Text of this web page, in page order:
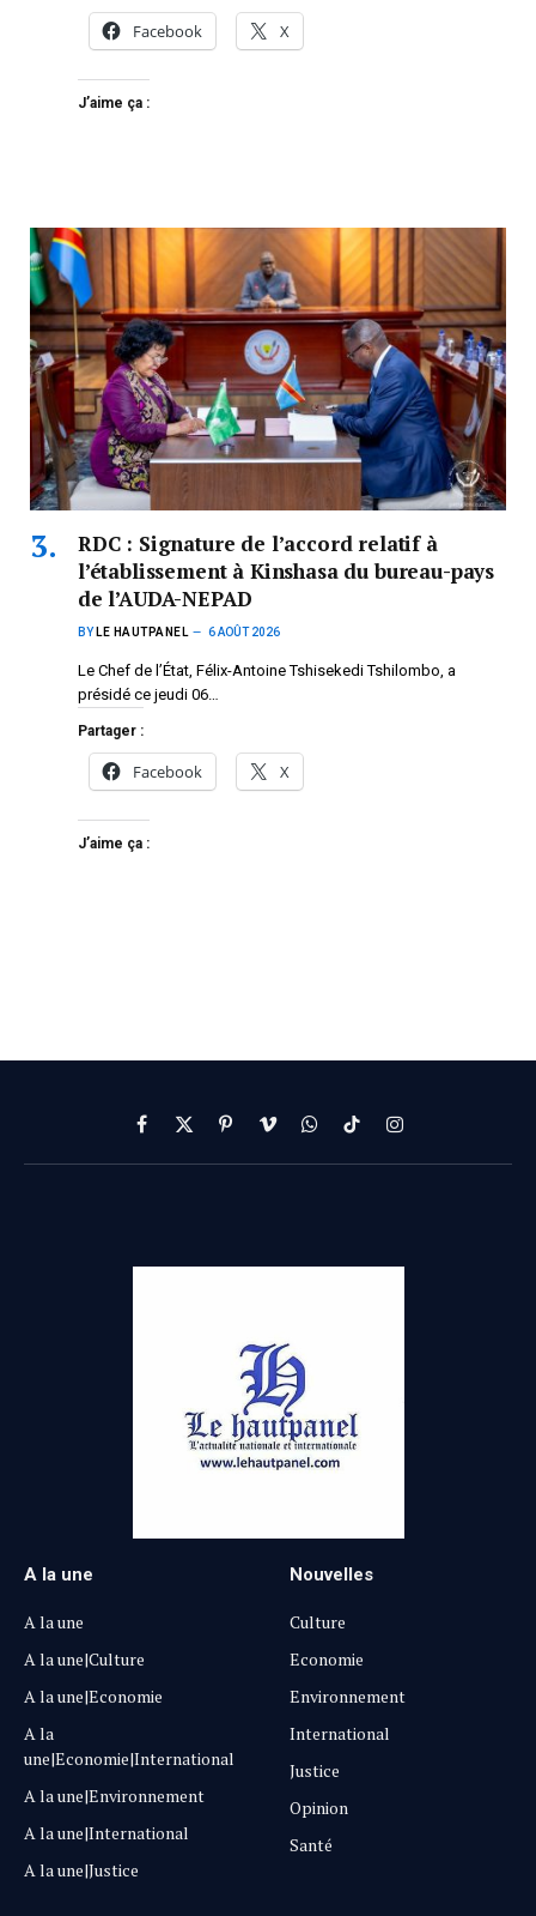
Facebook X
J’aime ça :
RDC : Signature de l’accord relatif à
l’établissement à Kinshasa du bureau-pays
de l’AUDA-NEPAD
BY LE HAUTPANEL 6 AOÛT 2026
Le Chef de l’État, Félix-Antoine Tshisekedi Tshilombo, a
présidé ce jeudi 06…
Partager :
Facebook X
J’aime ça :
Facebook
X
(Twitter)
PinterestVimeoWhatsApp
TikTokInstagram
A la une
A la une
A la une|Culture
A la une|Economie
A la
une|Economie|International
A la une|Environnement
A la une|International
A la une|Justice
Nouvelles
Culture
Economie
Environnement
International
Justice
Opinion
Santé